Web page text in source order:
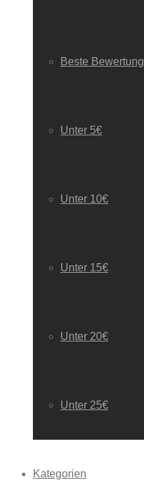
Beste Bewertung
Unter 5€
Unter 10€
Unter 15€
Unter 20€
Unter 25€
Kategorien